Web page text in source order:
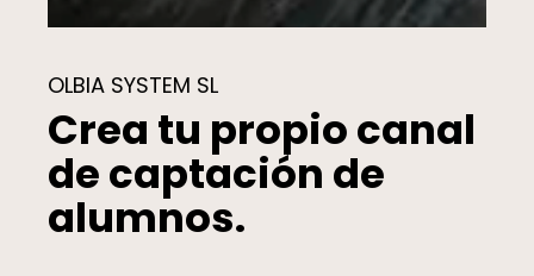
OLBIA SYSTEM SL
Crea tu propio canal
de captación de
alumnos.